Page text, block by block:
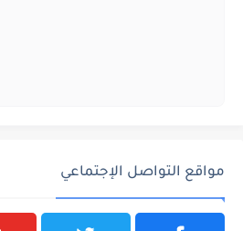
مواقع التواصل الإجتماعي